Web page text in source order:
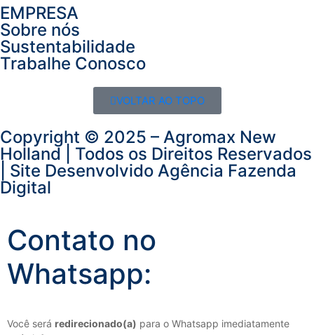
EMPRESA
Sobre nós
Sustentabilidade
Trabalhe Conosco
VOLTAR AO TOPO
Copyright © 2025 – Agromax New
Holland | Todos os Direitos Reservados
| Site Desenvolvido Agência Fazenda
Digital
Contato no
Whatsapp:
Você será redirecionado(a) para o Whatsapp imediatamente